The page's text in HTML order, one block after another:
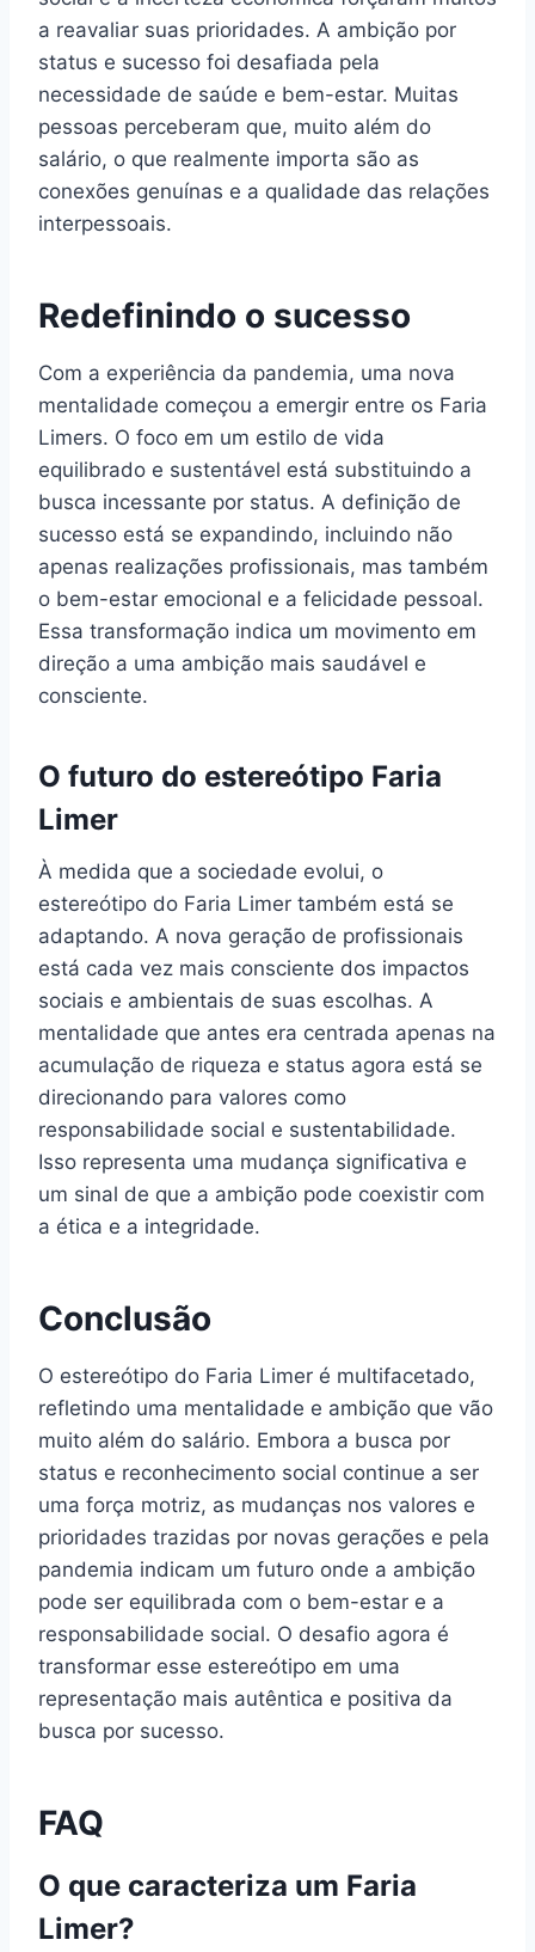
a reavaliar suas prioridades. A ambição por
status e sucesso foi desafiada pela
necessidade de saúde e bem-estar. Muitas
pessoas perceberam que, muito além do
salário, o que realmente importa são as
conexões genuínas e a qualidade das relações
interpessoais.
Redefinindo o sucesso
Com a experiência da pandemia, uma nova
mentalidade começou a emergir entre os Faria
Limers. O foco em um estilo de vida
equilibrado e sustentável está substituindo a
busca incessante por status. A definição de
sucesso está se expandindo, incluindo não
apenas realizações profissionais, mas também
o bem-estar emocional e a felicidade pessoal.
Essa transformação indica um movimento em
direção a uma ambição mais saudável e
consciente.
O futuro do estereótipo Faria
Limer
À medida que a sociedade evolui, o
estereótipo do Faria Limer também está se
adaptando. A nova geração de profissionais
está cada vez mais consciente dos impactos
sociais e ambientais de suas escolhas. A
mentalidade que antes era centrada apenas na
acumulação de riqueza e status agora está se
direcionando para valores como
responsabilidade social e sustentabilidade.
Isso representa uma mudança significativa e
um sinal de que a ambição pode coexistir com
a ética e a integridade.
Conclusão
O estereótipo do Faria Limer é multifacetado,
refletindo uma mentalidade e ambição que vão
muito além do salário. Embora a busca por
status e reconhecimento social continue a ser
uma força motriz, as mudanças nos valores e
prioridades trazidas por novas gerações e pela
pandemia indicam um futuro onde a ambição
pode ser equilibrada com o bem-estar e a
responsabilidade social. O desafio agora é
transformar esse estereótipo em uma
representação mais autêntica e positiva da
busca por sucesso.
FAQ
O que caracteriza um Faria
Limer?